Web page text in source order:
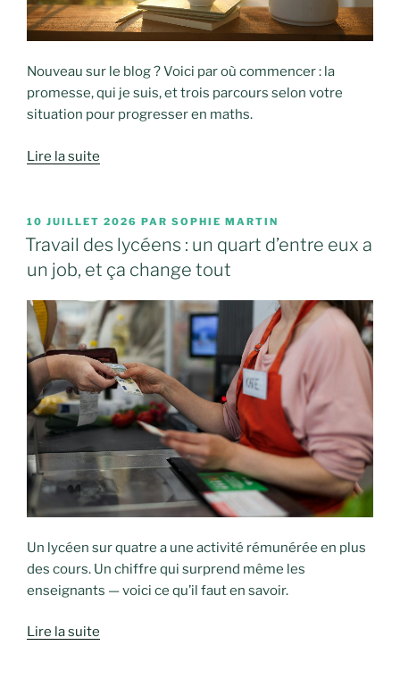
Nouveau sur le blog ? Voici par où commencer : la
promesse, qui je suis, et trois parcours selon votre
situation pour progresser en maths.
Lire la suite
PUBLIÉ
LE
10 JUILLET 2026 PAR SOPHIE MARTIN
Travail des lycéens : un quart d’entre eux a
un job, et ça change tout
Un lycéen sur quatre a une activité rémunérée en plus
des cours. Un chiffre qui surprend même les
enseignants — voici ce qu’il faut en savoir.
Lire la suite